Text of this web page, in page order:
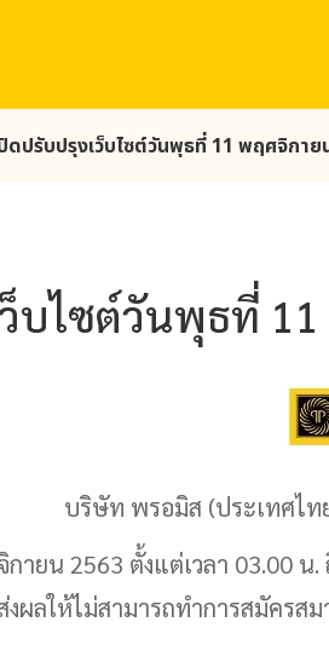
ดปรับปรุงเว็บไซต์วันพุธที่ 11 พฤศจิกาย
บไซต์วันพุธที่
บริษัท พรอมิส (ประเทศไ
ายน 2563 ตั้งแต่เวลา 03.00 น
ผลให้ไม่สามารถทำการสมัคร